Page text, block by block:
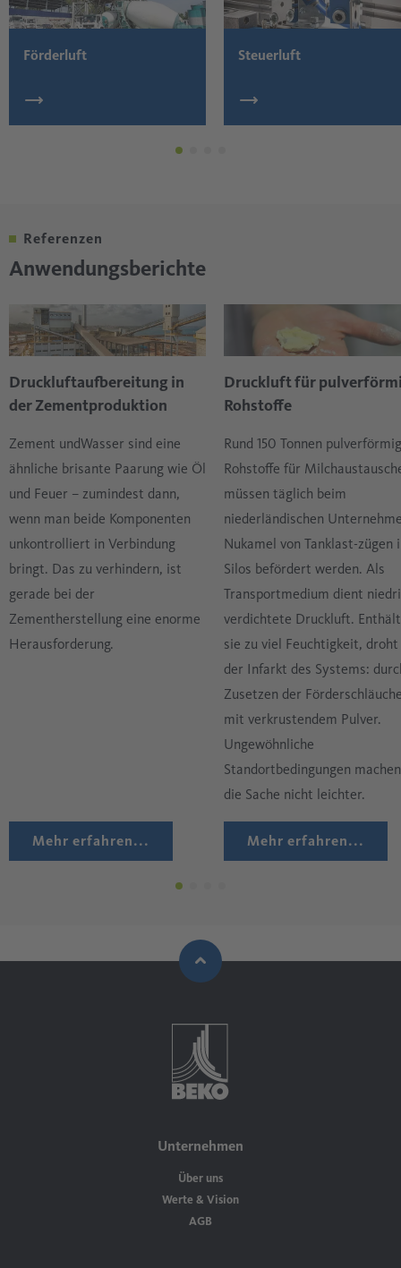
Förderluft Steuerluft
Referenzen
Anwendungsberichte
Druckluftaufbereitung in
der Zementproduktion
Zement undWasser sind eine
ähnliche brisante Paarung wie Öl
und Feuer – zumindest dann,
wenn man beide Komponenten
unkontrolliert in Verbindung
bringt. Das zu verhindern, ist
gerade bei der
Zementherstellung eine enorme
Herausforderung.
Mehr erfahren...
Druckluft für
Rohstoffe
Rund 150 Tonnen
Rohstoffe für
müssen täglich beim
niederländischen
Nukamel von Tanklast-zügen
Silos befördert werden. Als
Transportmedium dient
verdichtete Druckluft. Enthält
sie zu viel Feuchtigkeit, droht
der Infarkt des Systems:
Zusetzen der
mit verkrustendem Pulver.
Ungewöhnliche
Standortbedingungen machen
die Sache nicht leichter.
Mehr erfahren...
Unternehmen
Über uns
Werte & Vision
AGB